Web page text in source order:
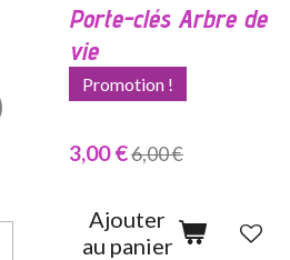
Porte-clés Arbre de
vie
Promotion !
3,00 €6,00 €
Ajouter
au panier